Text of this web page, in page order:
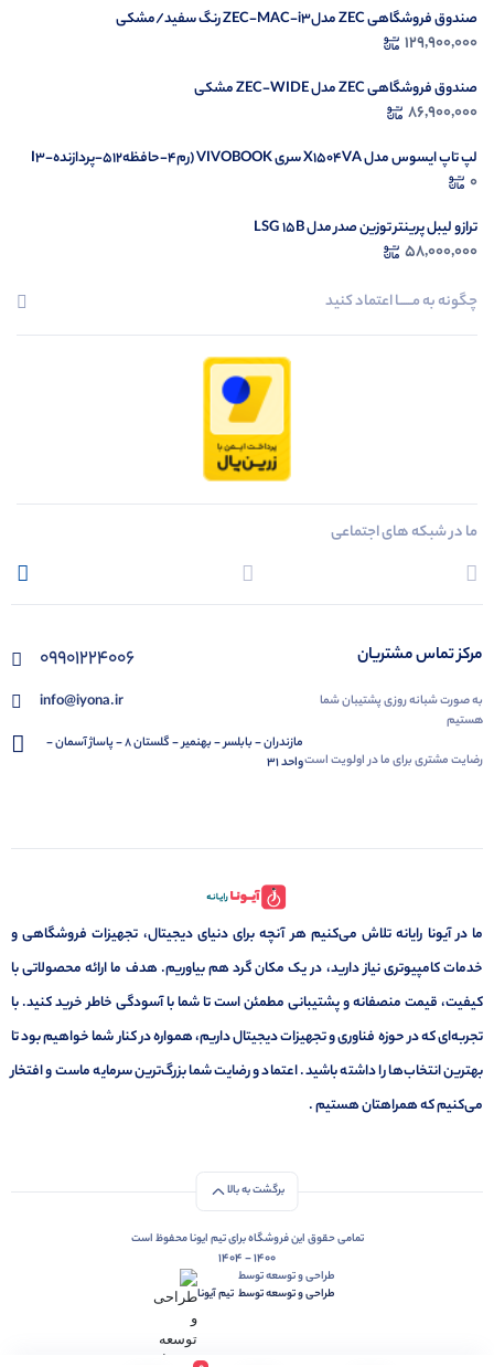
صندوق فروشگاهی ZEC مدلZEC-MAC-i3 رنگ سفید/مشکی
129,900,000
صندوق فروشگاهی ZEC مدل ZEC-WIDE مشکی
86,900,000
لپ تاپ ایسوس مدل X1504VA سری VIVOBOOK (رم4-حافظه512-پردازندهI3-
1335U)
0
ترازو لیبل پرینتر توزین صدر مدل LSG 15B
58,000,000
چگونه به مــــــا اعتماد کنید
ما در شبکه های اجتماعی
مرکز تماس مشتریان
به صورت شبانه روزی پشتیبان شما
هستیم
رضایت مشتری برای ما در اولویت است
09901224006
info@iyona.ir
مازندران - بابلسر - بهنمیر - گلستان 8 - پاساژ آسمان -
واحد 31
ما در آیونا رایانه تلاش می‌کنیم هر آنچه برای دنیای دیجیتال، تجهیزات فروشگاهی و
خدمات کامپیوتری نیاز دارید، در یک مکان گرد هم بیاوریم. هدف ما ارائه محصولاتی با
کیفیت، قیمت منصفانه و پشتیبانی مطمئن است تا شما با آسودگی خاطر خرید کنید. با
تجربه‌ای که در حوزه فناوری و تجهیزات دیجیتال داریم، همواره در کنار شما خواهیم بود تا
بهترین انتخاب‌ها را داشته باشید. اعتماد و رضایت شما بزرگ‌ترین سرمایه ماست و افتخار
می‌کنیم که همراهتان هستیم .
برگشت به بالا
تمامی حقوق این فروشگاه برای تیم ایونا محفوظ است
1400 - 1404
طراحی و توسعه توسط
طراحی و توسعه توسط‌ ‌ ‌تیم آیونا